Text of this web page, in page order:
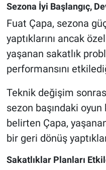
Sezona İyi Başlangıç,
Fuat Çapa, sezona
yaptıklarını ancak
yaşanan sakatlık
performansını
Teknik değişim
sezon başındaki
belirten Çapa,
bir geri dönüş
Sakatlıklar Planları